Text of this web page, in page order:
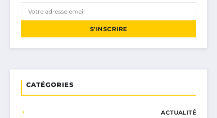
S'INSCRIRE
CATÉGORIES
ACTUALITÉ